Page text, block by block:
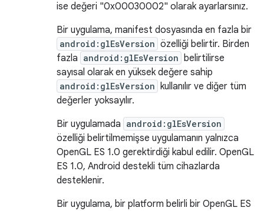
ise değeri "0x00030002" olarak ayarlarsınız.
Bir uygulama, manifest dosyasında en fazla bir
android:glEsVersion özelliği belirtir. Birden
fazla android:glEsVersion belirtilirse
sayısal olarak en yüksek değere sahip
android:glEsVersion kullanılır ve diğer tüm
değerler yoksayılır.
Bir uygulamada android:glEsVersion
özelliği belirtilmemişse uygulamanın yalnızca
OpenGL ES 1.0 gerektirdiği kabul edilir. OpenGL
ES 1.0, Android destekli tüm cihazlarda
desteklenir.
Bir uygulama, bir platform belirli bir OpenGL ES